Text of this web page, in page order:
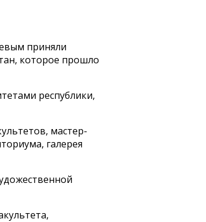
приняли
которое прошло
республики,
мастер-
галерея